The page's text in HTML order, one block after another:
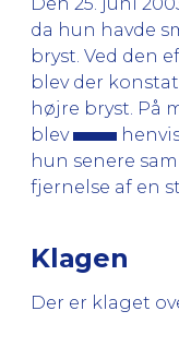
da hun havde
bryst. Ved den
blev der
højre bryst. På
blev
hun senere
fjernelse af en
Klagen
Der er klaget